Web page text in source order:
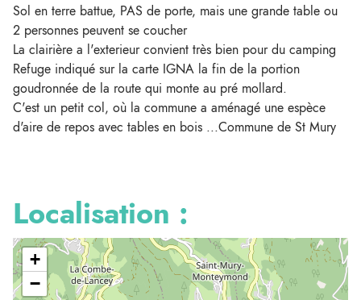
Sol en terre battue, PAS de porte, mais une grande table ou
2 personnes peuvent se coucher
La clairière a l'exterieur convient très bien pour du camping
Refuge indiqué sur la carte IGNA la fin de la portion
goudronnée de la route qui monte au pré mollard.
C'est un petit col, où la commune a aménagé une espèce
d'aire de repos avec tables en bois ...Commune de St Mury
Localisation :
+
−